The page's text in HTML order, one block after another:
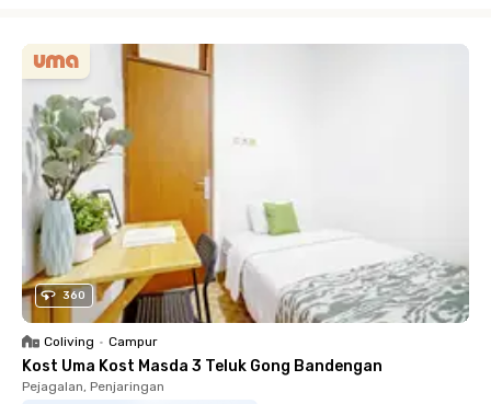
360
Coliving • Campur
Kost Uma Kost Masda 3 Teluk Gong Bandengan
Pejagalan, Penjaringan